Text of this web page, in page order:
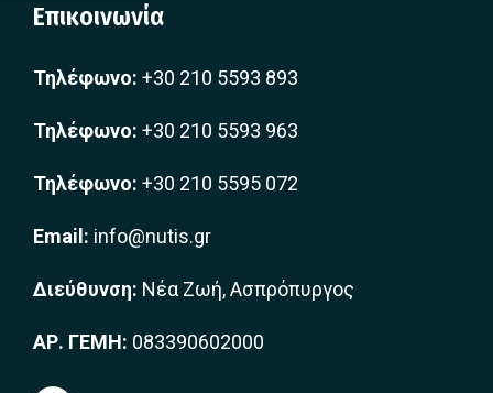
Επικοινωνία
Τηλέφωνο: +30 210 5593 893
Τηλέφωνο: +30 210 5593 963
Τηλέφωνο: +30 210 5595 072
Email: info@nutis.gr
Διεύθυνση: Νέα Ζωή, Ασπρόπυργος
ΑΡ. ΓΕΜΗ: 083390602000